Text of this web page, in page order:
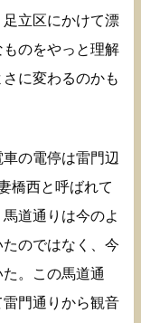
立区にかけて漂
のをやっと理解
に変わるのかも
の電停は雷門辺
橋西と呼ばれて
道通りは今のよ
のではなく、今
。この馬道通
門通りから観音